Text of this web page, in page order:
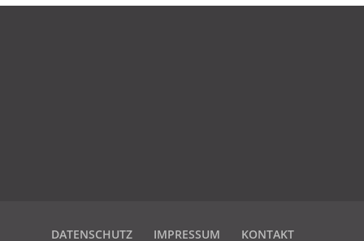
DATENSCHUTZ
DATENSCHUTZ IMPRESSUM KONTAKT